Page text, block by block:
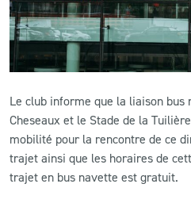
CONTACT
ACTUALITÉS
LS E-SHOP
L’APP DU LS
LS ACADEMY CAMPS
Le club informe que la liaison bus
Cheseaux et le Stade de la
mobilité pour la rencontre de ce
trajet ainsi que les horaires de
trajet en bus navette est gratuit.